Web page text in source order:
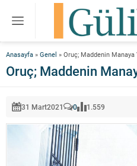
Anasayfa » Genel » Oruç; Maddenin Manaya
Oruç; Maddenin
31 Mart2021 0 1.559